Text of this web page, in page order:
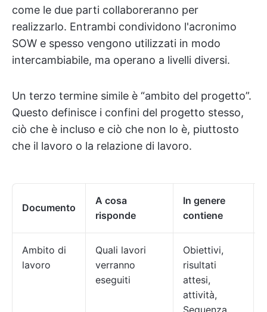
come le due parti collaboreranno per
realizzarlo. Entrambi condividono l'acronimo
SOW e spesso vengono utilizzati in modo
intercambiabile, ma operano a livelli diversi.
Un terzo termine simile è “ambito del progetto”.
Questo definisce i confini del progetto stesso,
ciò che è incluso e ciò che non lo è, piuttosto
che il lavoro o la relazione di lavoro.
Documento
A cosa
risponde
In genere
contiene
Ambito di
lavoro
Quali lavori
verranno
eseguiti
Obiettivi,
risultati
attesi,
attività,
Sequenza,